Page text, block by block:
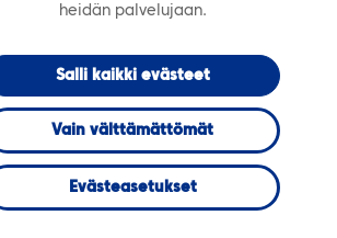
heidän palvelujaan.
Salli kaikki evästeet
Vain välttämättömät
Evästeasetukset
että
vain